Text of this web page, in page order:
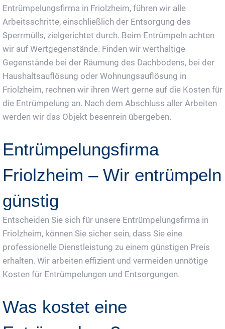
Entrümpelungsfirma in Friolzheim, führen wir alle
Arbeitsschritte, einschließlich der Entsorgung des
Sperrmülls, zielgerichtet durch. Beim Entrümpeln achten
wir auf Wertgegenstände. Finden wir werthaltige
Gegenstände bei der Räumung des Dachbodens, bei der
Haushaltsauflösung oder Wohnungsauflösung in
Friolzheim, rechnen wir ihren Wert gerne auf die Kosten für
die Entrümpelung an. Nach dem Abschluss aller Arbeiten
werden wir das Objekt besenrein übergeben.
Entrümpelungsfirma
Friolzheim – Wir entrümpeln
günstig
Entscheiden Sie sich für unsere Entrümpelungsfirma in
Friolzheim, können Sie sicher sein, dass Sie eine
professionelle Dienstleistung zu einem günstigen Preis
erhalten. Wir arbeiten effizient und vermeiden unnötige
Kosten für Entrümpelungen und Entsorgungen.
Was kostet eine